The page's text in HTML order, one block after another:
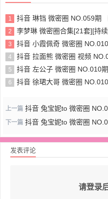
1 抖音 琳铛 微密圈 NO.059期 【
2 李梦琳 微密圈合集[21套][持
3 抖音 小霞佩奇 微密圈 NO.010期 【
4 抖音 拉面熊 微密圈 视频
5 抖音 左公子 微密圈 NO.010期
6 抖音 徐珺大哥 微密圈 NO.010期 【
上一篇 抖音 兔宝妮to 微密圈
下一篇 抖音 兔宝妮to 微密圈
发表评论
请登录